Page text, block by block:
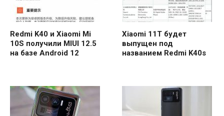
Redmi K40 и Xiaomi Mi
10S получили MIUI 12.5
на базе Android 12
Xiaomi 11T будет
выпущен под
названием Redmi K40s